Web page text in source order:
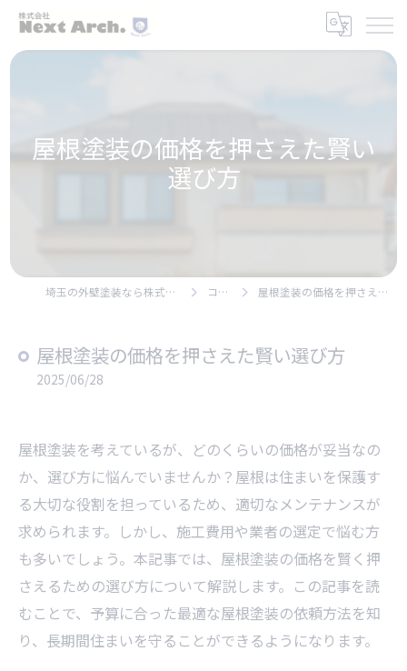
屋根塗装の価格を押さえた賢い
選び方
埼玉の外壁塗装なら株式会社Next Arch. コラム 屋根塗装の価格を押さえた賢い選び方
屋根塗装の価格を押さえた賢い選び方
2025/06/28
屋根塗装を考えているが、どのくらいの価格が妥当なの
か、選び方に悩んでいませんか？屋根は住まいを保護す
る大切な役割を担っているため、適切なメンテナンスが
求められます。しかし、施工費用や業者の選定で悩む方
も多いでしょう。本記事では、屋根塗装の価格を賢く押
さえるための選び方について解説します。この記事を読
むことで、予算に合った最適な屋根塗装の依頼方法を知
り、長期間住まいを守ることができるようになります。